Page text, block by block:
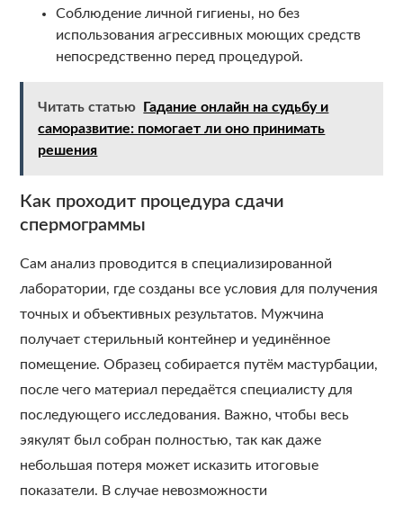
Соблюдение личной гигиены, но без
использования агрессивных моющих средств
непосредственно перед процедурой.
Читать статью
Гадание онлайн на судьбу и
саморазвитие: помогает ли оно принимать
решения
Как проходит процедура сдачи
спермограммы
Сам анализ проводится в специализированной
лаборатории, где созданы все условия для получения
точных и объективных результатов. Мужчина
получает стерильный контейнер и уединённое
помещение. Образец собирается путём мастурбации,
после чего материал передаётся специалисту для
последующего исследования. Важно, чтобы весь
эякулят был собран полностью, так как даже
небольшая потеря может исказить итоговые
показатели. В случае невозможности